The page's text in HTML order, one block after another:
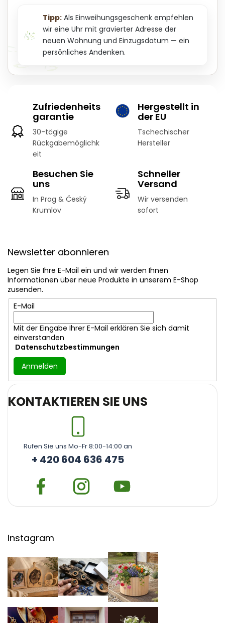
Tipp: Als Einweihungsgeschenk empfehlen
wir eine Uhr mit gravierter Adresse der
neuen Wohnung und Einzugsdatum — ein
persönliches Andenken.
Zufriedenheits
garantie
30-tägige
Rückgabemöglichk
eit
Hergestellt in
der EU
Tschechischer
Hersteller
Besuchen Sie
uns
In Prag & Český
Krumlov
Schneller
Versand
Wir versenden
sofort
Newsletter abonnieren
Legen Sie Ihre E-Mail ein und wir werden Ihnen
Informationen über neue Produkte in unserem E-Shop
zusenden.
E-Mail
Mit der Eingabe Ihrer E-Mail erklären Sie sich damit
einverstanden
Datenschutzbestimmungen
Anmelden
KONTAKTIEREN SIE UNS
Rufen Sie uns Mo-Fr 8:00-14:00 an
+ 420 604 636 475
Instagram